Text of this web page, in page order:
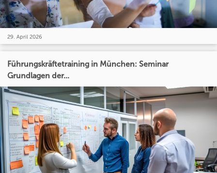
29. April 2026
Führungskräftetraining in München: Seminar
Grundlagen der...